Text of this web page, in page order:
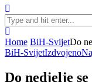
Home BiH-SvijetDo
BiH-SvijetIzdvojeno
Do nedjelje